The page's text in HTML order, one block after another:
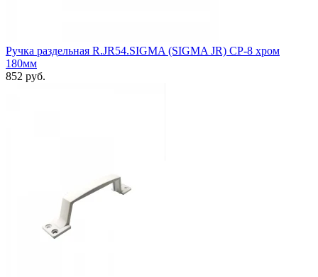
Ручка раздельная R.JR54.SIGMA (SIGMA JR) CP-8 хром
180мм
852 руб.